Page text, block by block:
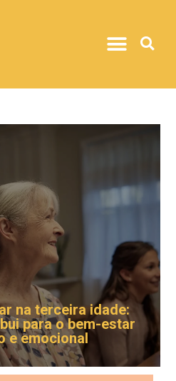
na terceira idade:
para o bem-estar
e emocional